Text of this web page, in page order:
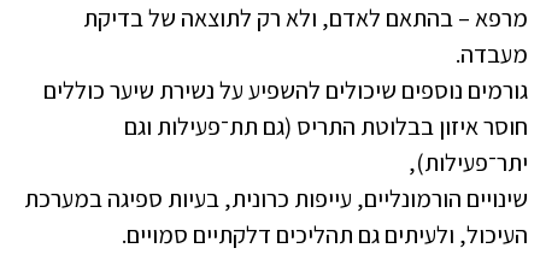
מרפא – בהתאם לאדם, ולא רק לתוצאה של בדיקת
מעבדה.
גורמים נוספים שיכולים להשפיע על נשירת שיער כוללים
חוסר איזון בבלוטת התריס (גם תת־פעילות וגם
יתר־פעילות),
שינויים הורמונליים, עייפות כרונית, בעיות ספיגה במערכת
העיכול, ולעיתים גם תהליכים דלקתיים סמויים.